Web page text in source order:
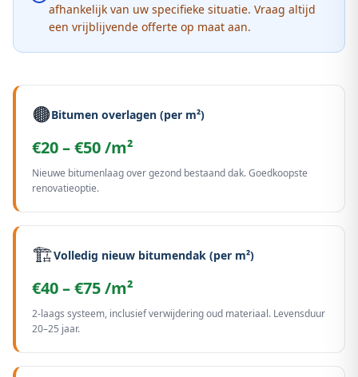
afhankelijk van uw specifieke situatie. Vraag altijd
een vrijblijvende offerte op maat aan.
🟤Bitumen overlagen (per m²)
€20 – €50 /m²
Nieuwe bitumenlaag over gezond bestaand dak. Goedkoopste
renovatieoptie.
🏗️Volledig nieuw bitumendak (per m²)
€40 – €75 /m²
2-laags systeem, inclusief verwijdering oud materiaal. Levensduur
20–25 jaar.